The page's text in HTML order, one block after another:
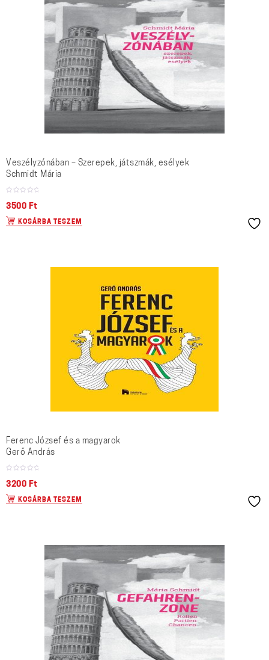
Veszélyzónában – Szerepek, játszmák, esélyek
Schmidt Mária
3500 Ft
KOSÁRBA TESZEM
Ferenc József és a magyarok
Gerő András
3200 Ft
KOSÁRBA TESZEM